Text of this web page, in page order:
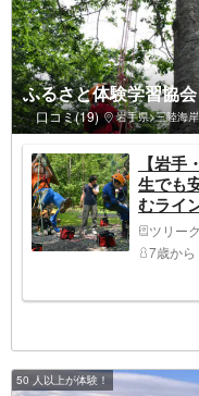
ふるさと体験学習協会
口コミ(19) 岩手県>三陸海岸
【岩
生でも
むライ
トツリー
7歳から
50 人以上が体験！